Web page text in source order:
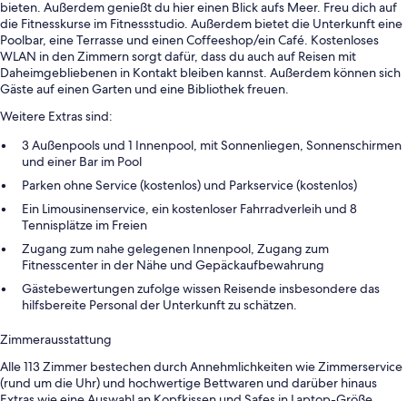
bieten. Außerdem genießt du hier einen Blick aufs Meer. Freu dich auf
die Fitnesskurse im Fitnessstudio. Außerdem bietet die Unterkunft eine
Poolbar, eine Terrasse und einen Coffeeshop/ein Café. Kostenloses
WLAN in den Zimmern sorgt dafür, dass du auch auf Reisen mit
Daheimgebliebenen in Kontakt bleiben kannst. Außerdem können sich
Gäste auf einen Garten und eine Bibliothek freuen.
Weitere Extras sind:
3 Außenpools und 1 Innenpool, mit Sonnenliegen, Sonnenschirmen
und einer Bar im Pool
Parken ohne Service (kostenlos) und Parkservice (kostenlos)
Ein Limousinenservice, ein kostenloser Fahrradverleih und 8
Tennisplätze im Freien
Zugang zum nahe gelegenen Innenpool, Zugang zum
Fitnesscenter in der Nähe und Gepäckaufbewahrung
Gästebewertungen zufolge wissen Reisende insbesondere das
hilfsbereite Personal der Unterkunft zu schätzen.
Zimmerausstattung
Alle 113 Zimmer bestechen durch Annehmlichkeiten wie Zimmerservice
(rund um die Uhr) und hochwertige Bettwaren und darüber hinaus